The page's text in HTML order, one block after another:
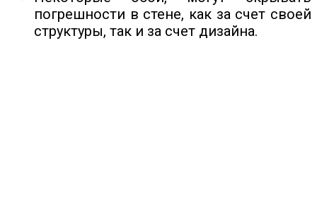
погрешности в стене, как за счет своей
структуры, так и за счет дизайна.